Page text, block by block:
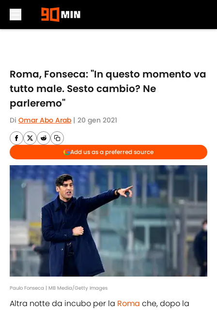
Roma, Fonseca: "In questo momento va
tutto male. Sesto cambio? Ne
parleremo"
Di Omar Abo Arab | 20 gen 2021
Add us as a preferred source
Paulo Fonseca | MB Media/Getty Images
Altra notte da incubo per la Roma che, dopo la